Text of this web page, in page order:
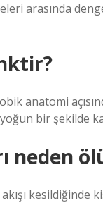
arasında
anatomi
bir şekilde
neden
kesildiğinde